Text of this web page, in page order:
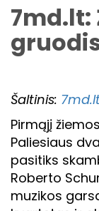
7md.lt:
Šaltinis:
Pirmąjį
Paliesiaus
pasitiks
Roberto
muzikos